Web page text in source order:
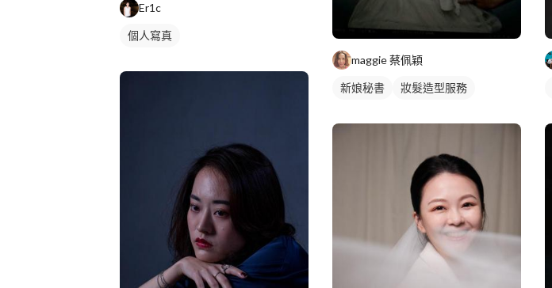
Er1c
個人寫真
maggie 蔡佩穎
新娘秘書 妝髮造型服務